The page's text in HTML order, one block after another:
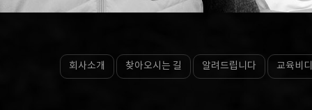
회사소개 찾아오시는 길 알려드립니다 교육비